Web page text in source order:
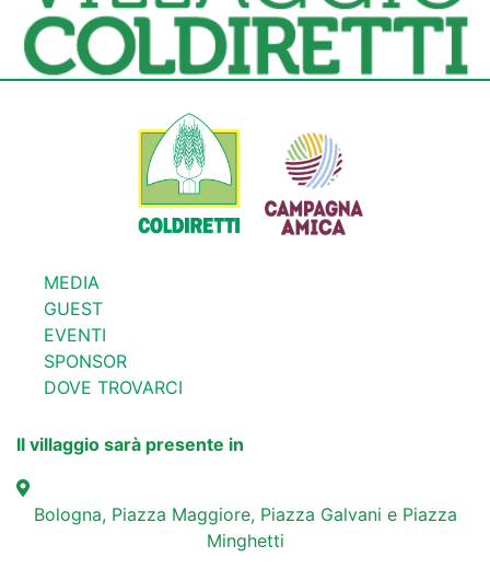
MEDIA
GUEST
EVENTI
SPONSOR
DOVE TROVARCI
Il villaggio sarà presente in
Bologna, Piazza Maggiore, Piazza Galvani e Piazza
Minghetti